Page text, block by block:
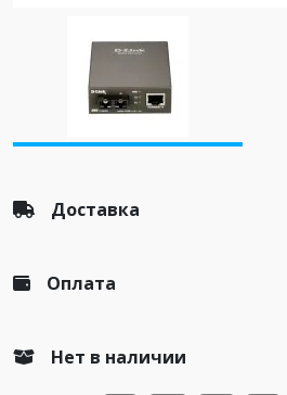
Доставка
Оплата
Нет в наличии